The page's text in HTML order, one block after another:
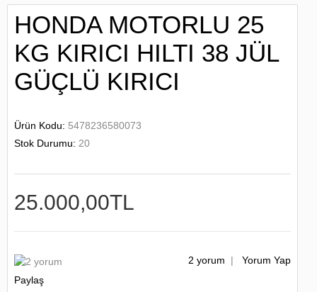
HONDA MOTORLU 25
KG KIRICI HILTI 38 JÜL
GÜÇLÜ KIRICI
Ürün Kodu: 5478236580073
Stok Durumu: 20
25.000,00TL
2 yorum |Yorum Yap
Paylaş